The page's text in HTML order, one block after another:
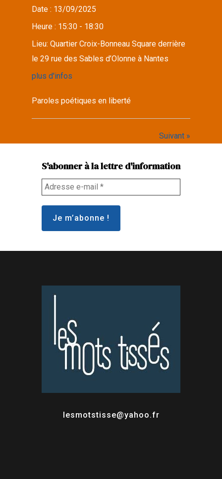
Date : 13/09/2025
Heure : 15:30 - 18:30
Lieu:Quartier Croix-Bonneau Square derrière
le 29 rue des Sables d’Olonne à Nantes
plus d'infos
Paroles poétiques en liberté
Suivant »
S'abonner à la lettre d'information
lesmotstisse@yahoo.fr